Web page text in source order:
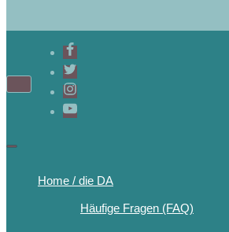
Home / die DA
Häufige Fragen (FAQ)